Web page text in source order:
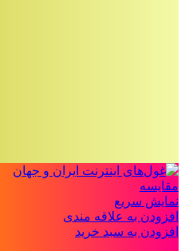
مقايسه
نمایش سریع
افزودن به علاقه مندی
افزودن به سبد خرید